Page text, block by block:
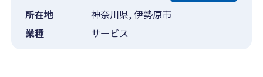
所在地
神奈川県, 伊勢原市
業種
サービス